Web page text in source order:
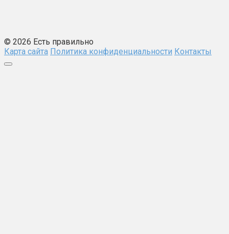
© 2026 Есть правильно
Карта сайта Политика конфиденциальности Контакты